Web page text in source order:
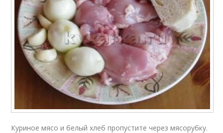
Куриное мясо и белый хлеб пропустите через мясорубку.